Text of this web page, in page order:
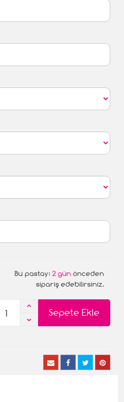
Bu pastayı 2 gün önceden
sipariş edebilirsiniz.
Sepete Ekle